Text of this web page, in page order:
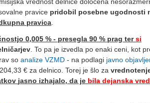
pravice pridobil posebne ugodnosti
pravica
0,005 % - presegla 90 % prag tersi
. To pa je izvedla po enaki ceni, kot
so analize VZMD - na podlagi javno
€ za delnico. Torej je šlo za
jasno izhajalo, da je bila dejanska